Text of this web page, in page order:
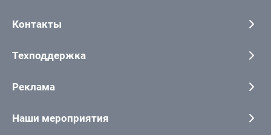
Контакты
Техподдержка
Реклама
Наши мероприятия